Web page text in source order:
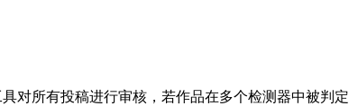
对所有投稿进行审核，若作品在多个检测器中被判